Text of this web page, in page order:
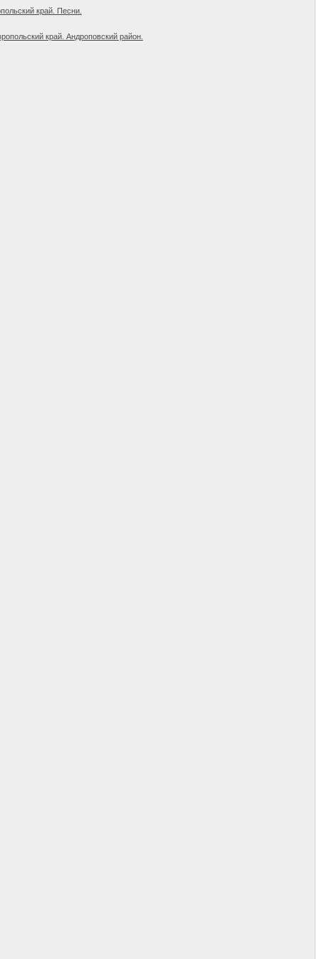
край. Песни.
край. Андроповский район.